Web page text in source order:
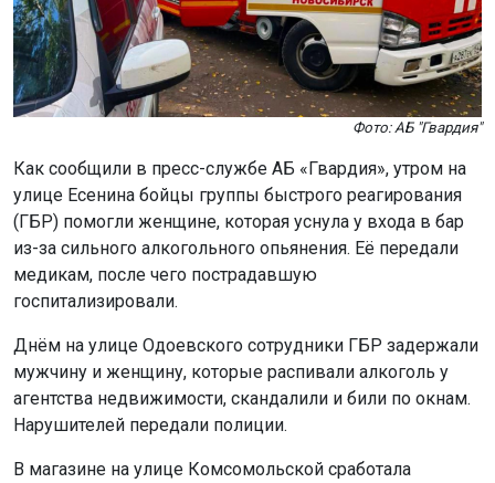
Фото: АБ "Гвардия"
Как сообщили в пресс-службе АБ «Гвардия», утром на
улице Есенина бойцы группы быстрого реагирования
(ГБР) помогли женщине, которая уснула у входа в бар
из-за сильного алкогольного опьянения. Её передали
медикам, после чего пострадавшую
госпитализировали.
Днём на улице Одоевского сотрудники ГБР задержали
мужчину и женщину, которые распивали алкоголь у
агентства недвижимости, скандалили и били по окнам.
Нарушителей передали полиции.
В магазине на улице Комсомольской сработала